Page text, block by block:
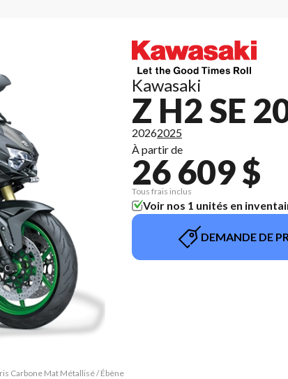
Carbone Mat Métallisé / Ébène
Kawasaki
Z H2 SE
20262025
À partir de
26 609 $
Tous frais inclus
Voir nos 1 unités en
DEMANDE DE